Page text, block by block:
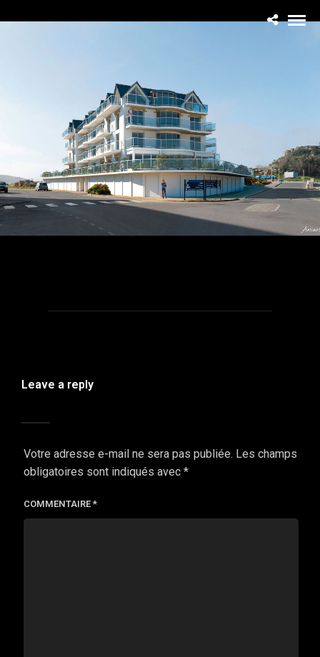
Leave a reply
Votre adresse e-mail ne sera pas publiée. Les champs
obligatoires sont indiqués avec *
COMMENTAIRE *